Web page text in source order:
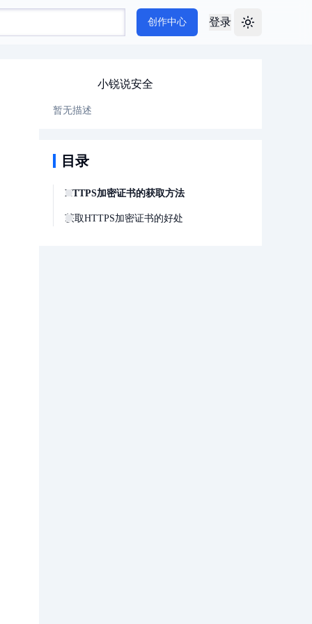
创作中心 登录 Toggle theme
小锐说安全
暂无描述
目录
HTTPS加密证书的获取方法
获取HTTPS加密证书的好处